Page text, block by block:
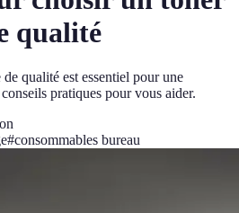
qualité
qualité est essentiel pour une
pratiques pour vous aider.
#consommables bureau